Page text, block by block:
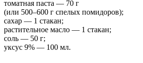
томатная паста — 70 г
(или 500–600 г спелых помидоров);
сахар — 1 стакан;
растительное масло — 1 стакан;
соль — 50 г;
уксус 9% — 100 мл.